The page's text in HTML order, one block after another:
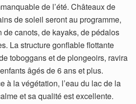
de l’été. Châteaux de
de soleil seront au programme,
de canots, de kayaks, de pédalos
La structure gonflable flottante
toboggans et de plongeoirs, ravira
âgés de 6 ans et plus.
à la végétation, l’eau du lac de la
et sa qualité est excellente.